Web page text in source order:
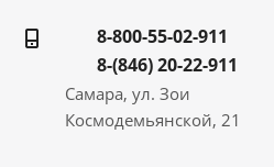
8-800-55-02-911
8-(846) 20-22-911
Самара, ул. Зои
Космодемьянской, 21